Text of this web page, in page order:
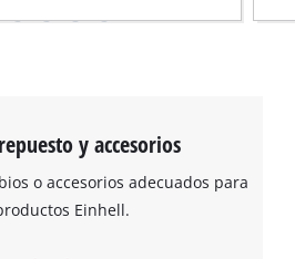
y accesorios
o accesorios adecuados para
Einhell.